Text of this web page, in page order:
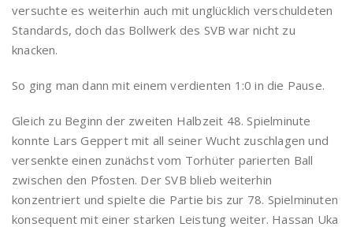
versuchte es weiterhin auch mit unglücklich verschuldeten
Standards, doch das Bollwerk des SVB war nicht zu
knacken.
So ging man dann mit einem verdienten 1:0 in die Pause.
Gleich zu Beginn der zweiten Halbzeit 48. Spielminute
konnte Lars Geppert mit all seiner Wucht zuschlagen und
versenkte einen zunächst vom Torhüter parierten Ball
zwischen den Pfosten. Der SVB blieb weiterhin
konzentriert und spielte die Partie bis zur 78. Spielminuten
konsequent mit einer starken Leistung weiter. Hassan Uka